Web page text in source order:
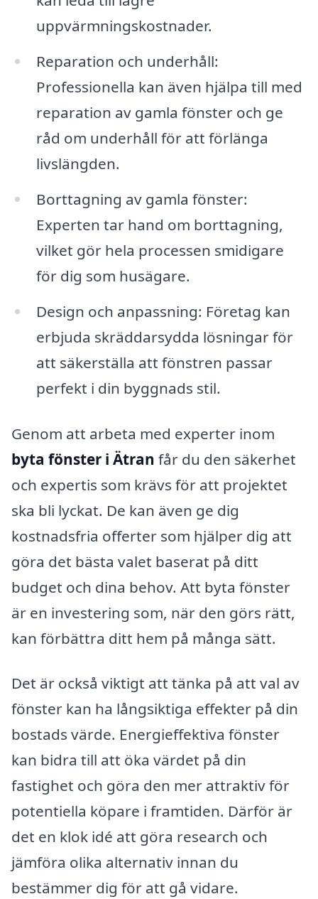
uppvärmningskostnader.
Reparation och underhåll:
Professionella kan även hjälpa till med
reparation av gamla fönster och ge
råd om underhåll för att förlänga
livslängden.
Borttagning av gamla fönster:
Experten tar hand om borttagning,
vilket gör hela processen smidigare
för dig som husägare.
Design och anpassning: Företag kan
erbjuda skräddarsydda lösningar för
att säkerställa att fönstren passar
perfekt i din byggnads stil.
Genom att arbeta med experter inom
byta fönster i Ätran får du den säkerhet
och expertis som krävs för att projektet
ska bli lyckat. De kan även ge dig
kostnadsfria offerter som hjälper dig att
göra det bästa valet baserat på ditt
budget och dina behov. Att byta fönster
är en investering som, när den görs rätt,
kan förbättra ditt hem på många sätt.
Det är också viktigt att tänka på att val av
fönster kan ha långsiktiga effekter på din
bostads värde. Energieffektiva fönster
kan bidra till att öka värdet på din
fastighet och göra den mer attraktiv för
potentiella köpare i framtiden. Därför är
det en klok idé att göra research och
jämföra olika alternativ innan du
bestämmer dig för att gå vidare.